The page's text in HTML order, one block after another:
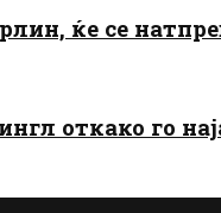
ќе се
откако го